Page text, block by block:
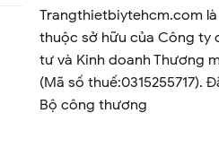
Trangthietbiytehcm.com
thuộc sở hữu của Công ty
tư và Kinh doanh Thương
(Mã số thuế:0315255717).
Bộ công thương